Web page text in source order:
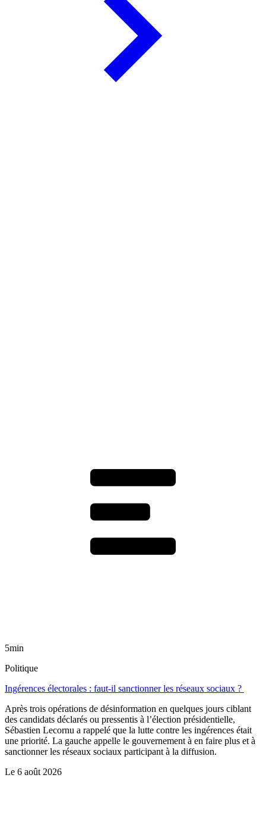
5min
Politique
Ingérences électorales : faut-il sanctionner les réseaux sociaux ?
Après trois opérations de désinformation en quelques jours ciblant
des candidats déclarés ou pressentis à l’élection présidentielle,
Sébastien Lecornu a rappelé que la lutte contre les ingérences était
une priorité. La gauche appelle le gouvernement à en faire plus et à
sanctionner les réseaux sociaux participant à la diffusion.
Le 6 août 2026